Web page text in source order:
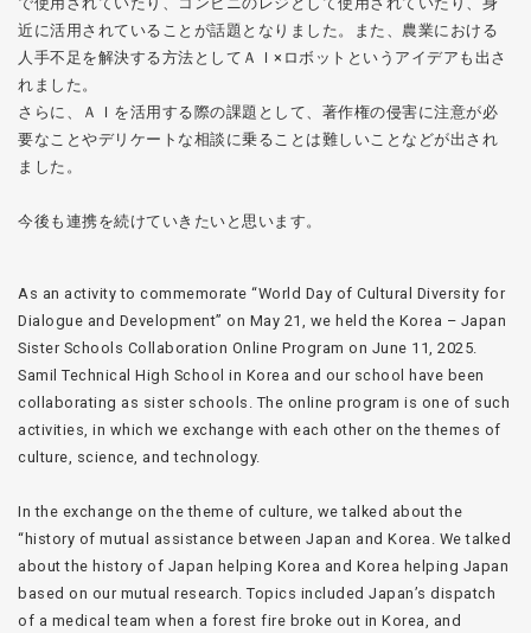
近に活用されていることが話題となりました。また、農業における
人手不足を解決する方法としてＡＩ×ロボットというアイデアも出さ
れました。
さらに、ＡＩを活用する際の課題として、著作権の侵害に注意が必
要なことやデリケートな相談に乗ることは難しいことなどが出され
ました。
今後も連携を続けていきたいと思います。
As an activity to commemorate “World Day of Cultural Diversity for
Dialogue and Development” on May 21, we held the Korea – Japan
Sister Schools Collaboration Online Program on June 11, 2025.
Samil Technical High School in Korea and our school have been
collaborating as sister schools. The online program is one of such
activities, in which we exchange with each other on the themes of
culture, science, and technology.
In the exchange on the theme of culture, we talked about the
“history of mutual assistance between Japan and Korea. We talked
about the history of Japan helping Korea and Korea helping Japan
based on our mutual research. Topics included Japan’s dispatch
of a medical team when a forest fire broke out in Korea, and